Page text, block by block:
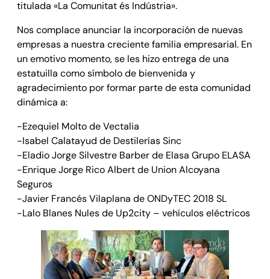
titulada «La Comunitat és Indústria».
Nos complace anunciar la incorporación de nuevas
empresas a nuestra creciente familia empresarial. En
un emotivo momento, se les hizo entrega de una
estatuilla como símbolo de bienvenida y
agradecimiento por formar parte de esta comunidad
dinámica a:
-Ezequiel Molto de Vectalia
-Isabel Calatayud de Destilerías Sinc
-Eladio Jorge Silvestre Barber de Elasa Grupo ELASA
-Enrique Jorge Rico Albert de Union Alcoyana
Seguros
-Javier Francés Vilaplana de ONDyTEC 2018 SL
-Lalo Blanes Nules de Up2city – vehículos eléctricos